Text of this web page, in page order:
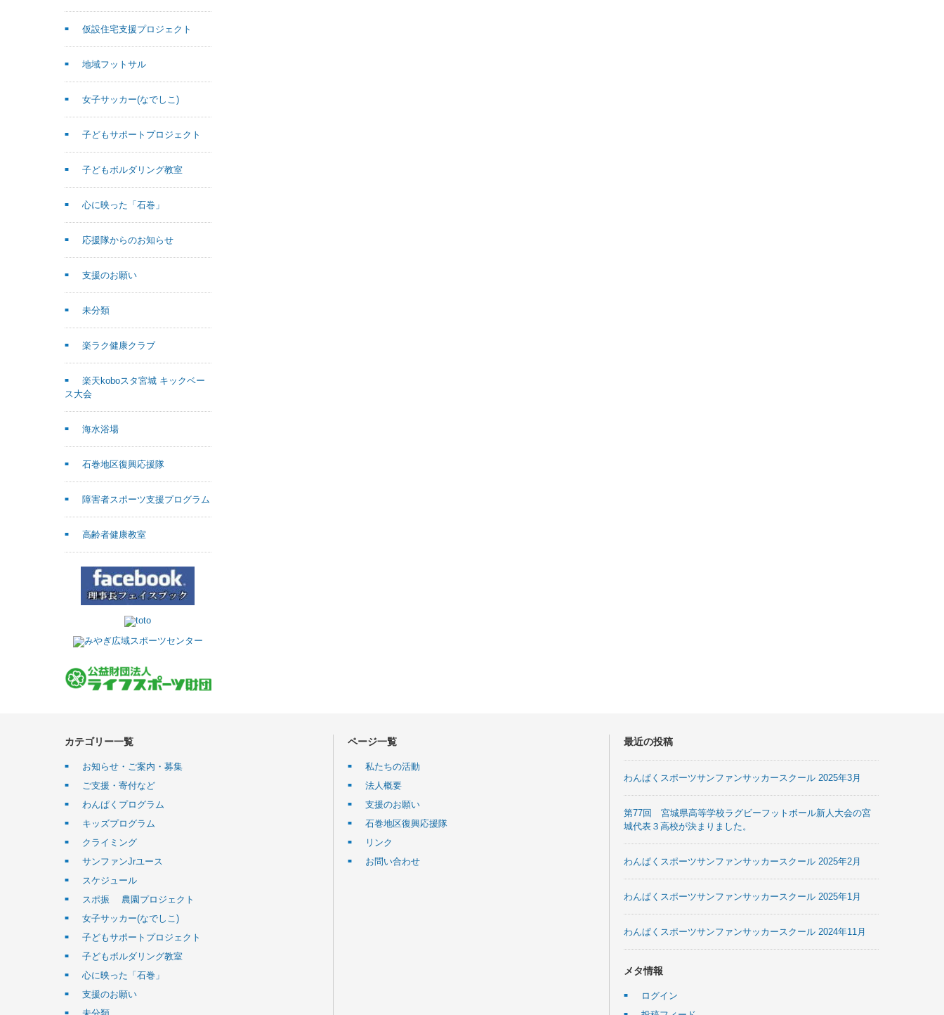
仮設住宅支援プロジェクト
地域フットサル
女子サッカー(なでしこ)
子どもサポートプロジェクト
子どもボルダリング教室
心に映った「石巻」
応援隊からのお知らせ
支援のお願い
未分類
楽ラク健康クラブ
楽天koboスタ宮城 キックベー
ス大会
海水浴場
石巻地区復興応援隊
障害者スポーツ支援プログラム
高齢者健康教室
カテゴリー一覧
お知らせ・ご案内・募集
ご支援・寄付など
わんぱくプログラム
キッズプログラム
クライミング
サンファンJrユース
スケジュール
スポ振 農園プロジェクト
女子サッカー(なでしこ)
子どもサポートプロジェクト
子どもボルダリング教室
心に映った「石巻」
支援のお願い
ページ一覧
私たちの活動
法人概要
支援のお願い
石巻地区復興応援隊
リンク
お問い合わせ
最近の投稿
わんぱくスポーツサンファンサッカースクール 2025年3月
第77回 宮城県高等学校ラグビーフットボール新人大会の宮
城代表３高校が決まりました。
わんぱくスポーツサンファンサッカースクール 2025年2月
わんぱくスポーツサンファンサッカースクール 2025年1月
わんぱくスポーツサンファンサッカースクール 2024年11月
メタ情報
ログイン